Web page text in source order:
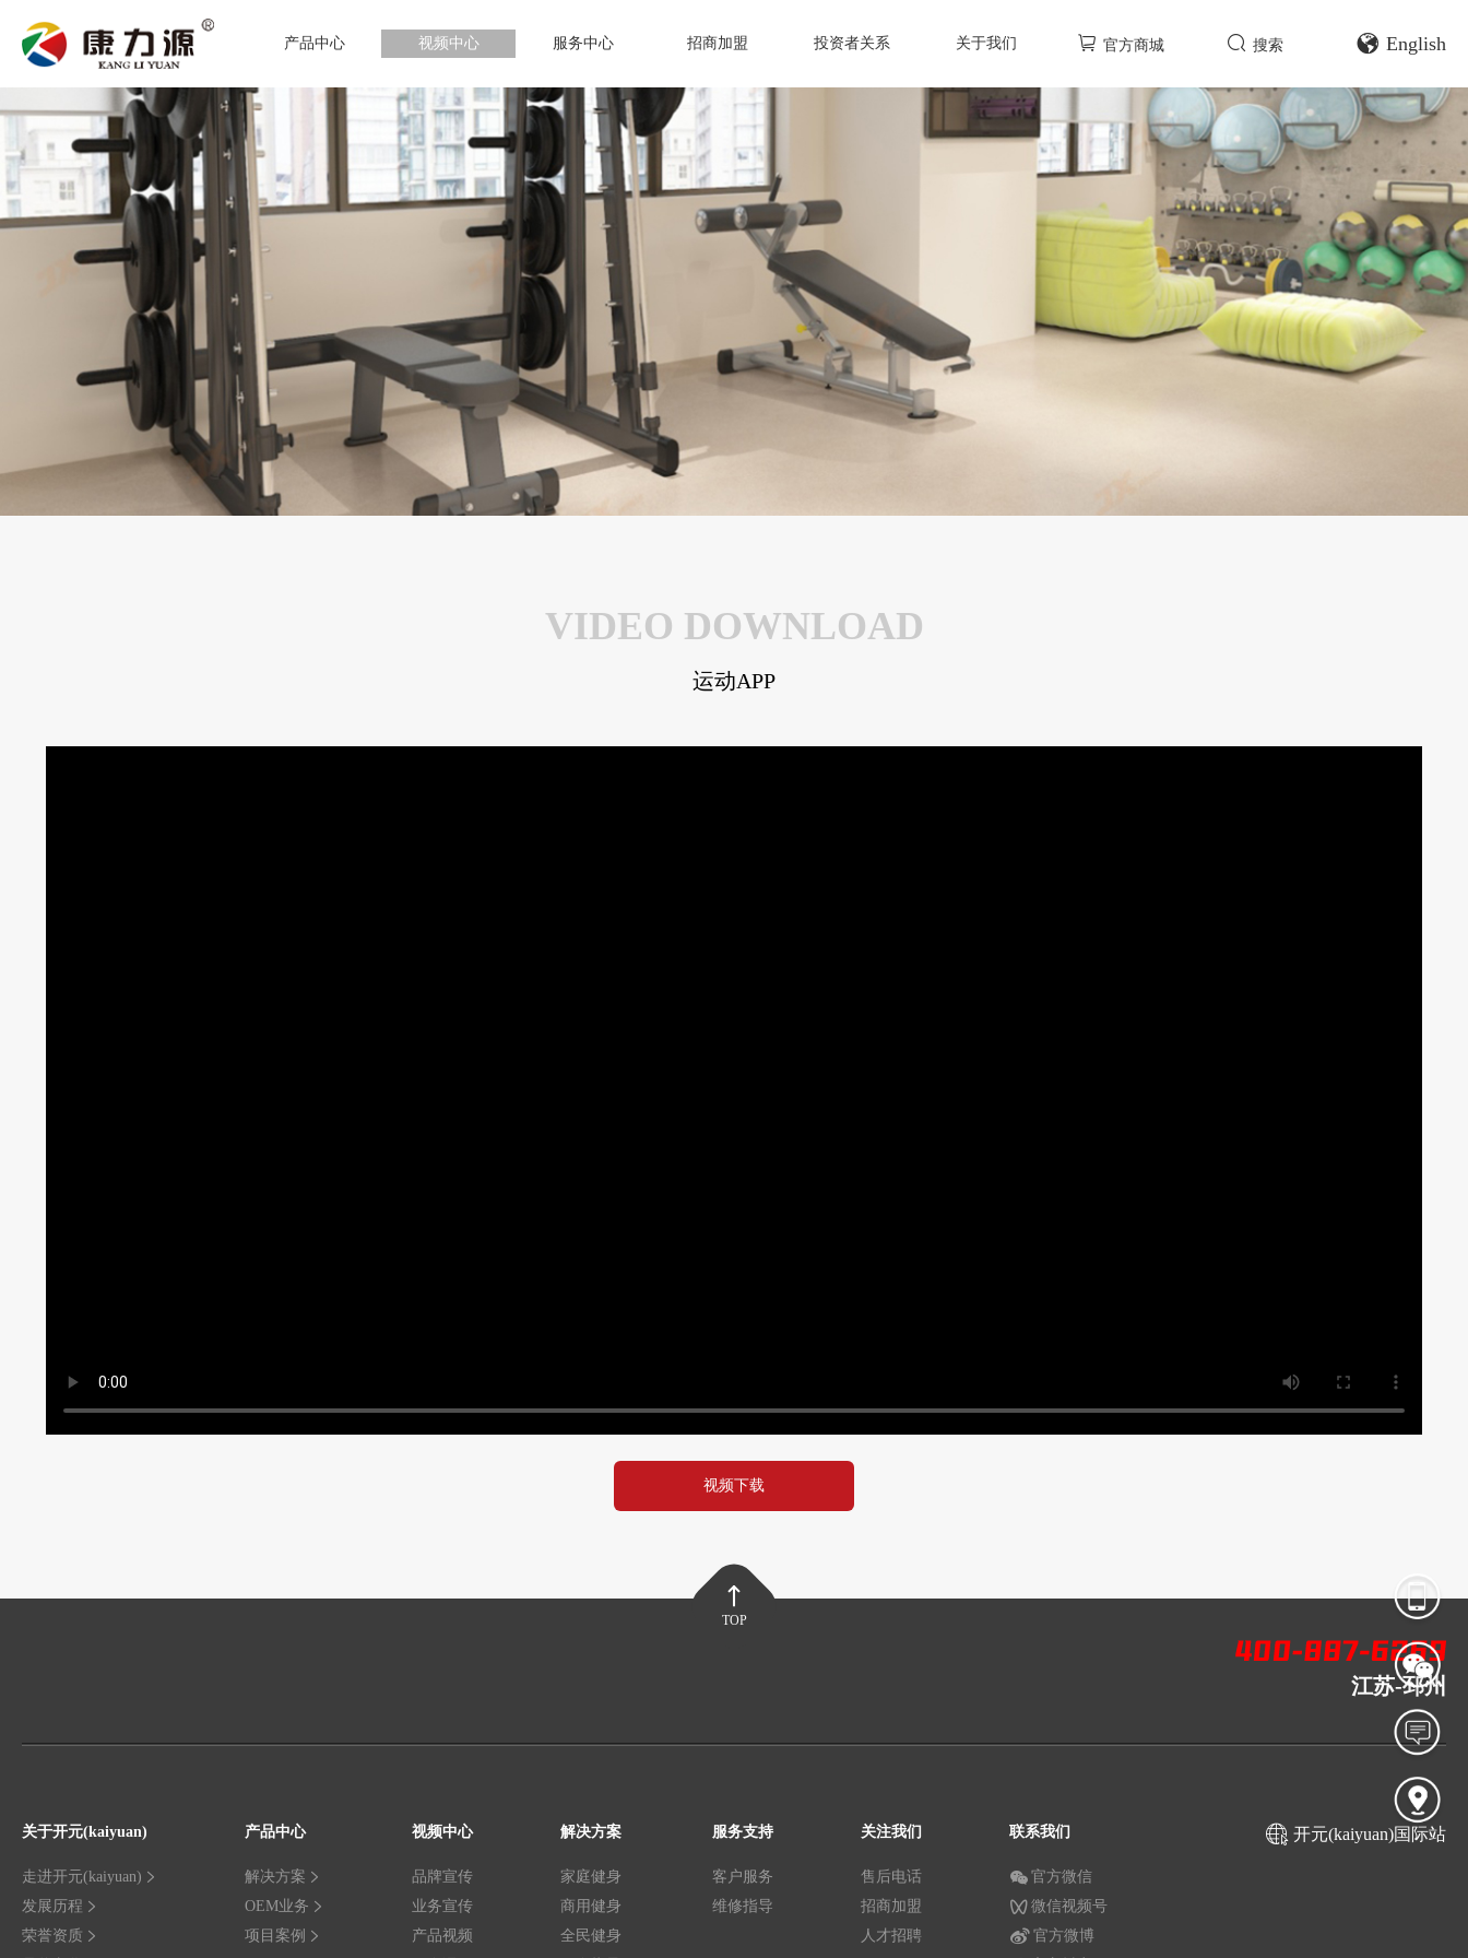
产品中心 视频中心 服务中心 招商加盟 投资者关系 关于我们 官方商城 搜索 English
VIDEO DOWNLOAD
运动APP
视频下载
TOP
江苏-邳州
关于开元(kaiyuan)
走进开元(kaiyuan)
发展历程
荣誉资质
产品中心
解决方案
OEM业务
项目案例
视频中心
品牌宣传
业务宣传
产品视频
解决方案
家庭健身
商用健身
全民健身
服务支持
客户服务
维修指导
关注我们
售后电话
招商加盟
人才招聘
联系我们
官方微信
微信视频号
官方微博
开元(kaiyuan)国际站